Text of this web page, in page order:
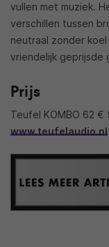
vullen met muziek.
verschillen tussen
neutraal zonder
vriendelijk geprijsde
Prijs
Teufel KOMBO 62 €
www.teufelaudio.nl